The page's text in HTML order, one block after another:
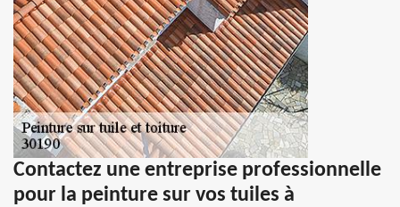
Contactez une entreprise professionnelle
pour la peinture sur vos tuiles à